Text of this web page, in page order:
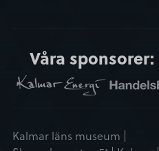
Våra sponsorer:
Kalmar läns museum |